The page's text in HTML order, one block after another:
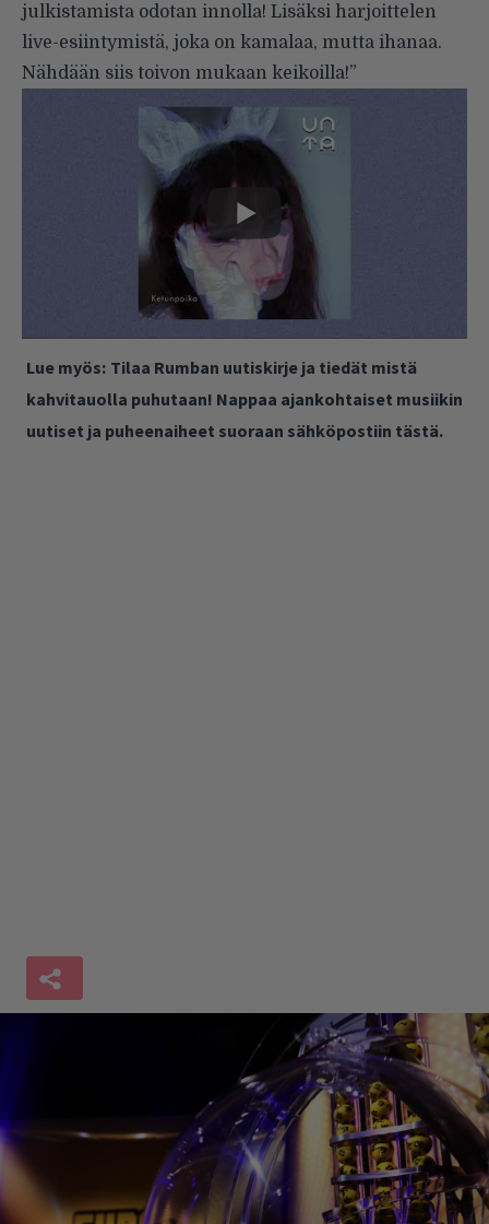
julkistamista odotan innolla! Lisäksi harjoittelen
live-esiintymistä, joka on kamalaa, mutta ihanaa.
Nähdään siis toivon mukaan keikoilla!”
Lue myös: Tilaa Rumban uutiskirje ja tiedät mistä
kahvitauolla puhutaan! Nappaa ajankohtaiset musiikin
uutiset ja puheenaiheet suoraan sähköpostiin tästä.